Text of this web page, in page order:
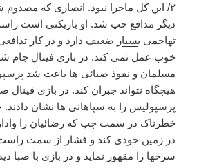
۲/ این کل ماجرا نبود. انصاری که مصدوم
دیگر مدافع چپ شد. او بازیکنی است
تهاجمی بسیار ضعیف دارد و در کار
خوب عمل نمی کند. در بازی فینال جام
مسلمان و نفوذ صبائی ها باعث شد
هیچگاه نتواند جبران کند. در بازی فینال
پرسپولیس را به سپاهانی ها نشان
خطرناک در سمت چپ که رضائیان را
در زمین خودی کند و فشار از سمت
سرخها را مقهور نماید و در بازی با صبا